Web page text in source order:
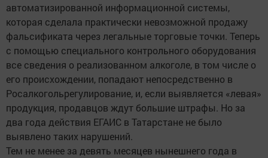
автоматизированной информационной системы,
которая сделала практически невозможной продажу
фальсификата через легальные торговые точки. Теперь
с помощью специального контрольного оборудования
все сведения о реализованном алкоголе, в том числе о
его происхождении, попадают непосредственно в
Росалкогольрегулирование, и, если выявляется «левая»
продукция, продавцов ждут большие штрафы. Но за
два года действия ЕГАИС в Татарстане не было
выявлено таких нарушений.
Тем не менее за девять месяцев нынешнего года в